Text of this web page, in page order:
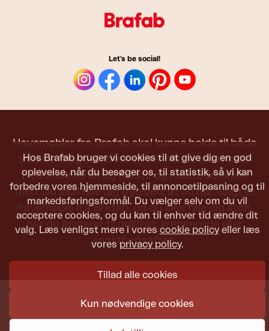
Hos Brafab bruger vi cookies til at give dig en god
oplevelse, når du besøger os, til statistik, så vi kan
forbedre vores hjemmeside, til annoncetilpasning og til
markedsføringsformål. Du vælger selv om du vil
acceptere cookies, og du kan til enhver tid ændre dit
valg. Læs venligst mere i vores cookie policyeller læs
vores privacy policy.
Tillad alle cookies
Kun nødvendige cookies
Let's be social!
Havemøbler fra Brafab skal kunne holde til både
at blive brugt, siddet i og set på. De skal holde
hele sommeren og næste og næste sommer
med. Du skal føle dig tryg ved, at du har valgt et
havemøbel fra Brafab, og du skal føle dig stolt,
når du inviterer til grillfest, krebsegilde eller
sankthansaften.